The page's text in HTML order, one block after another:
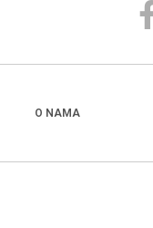
O NAMA